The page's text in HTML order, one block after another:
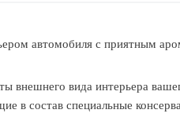
автомобиля c приятным
внешнего вида интерьера
в состав специальные